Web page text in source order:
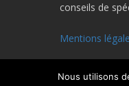
conseils de
Mentions
Nous utilisons